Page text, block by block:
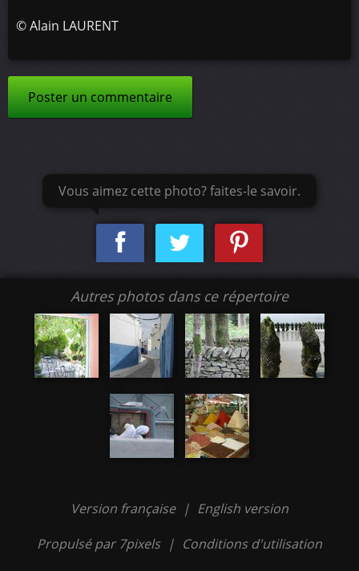
©Alain LAURENT
Poster un commentaire
Vous aimez cette photo? faites-le savoir.
Autres photos dans ce répertoire
Version française | English version
Propulsé par 7pixels | Conditions d'utilisation